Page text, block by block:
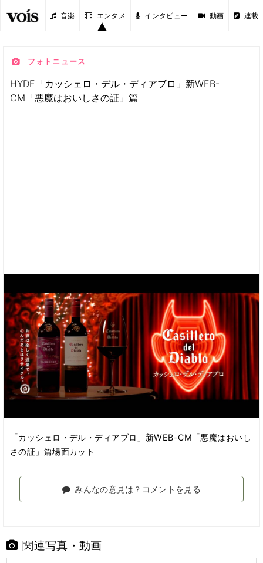
音楽 エンタメ インタビュー 動画 連載
フォトニュース
HYDE「カッシェロ・デル・ディアブロ」新WEB-
CM「悪魔はおいしさの証」篇
「カッシェロ・デル・ディアブロ」新WEB-CM「悪魔はおいし
さの証」篇場面カット
みんなの意見は？コメントを見る
関連写真・動画